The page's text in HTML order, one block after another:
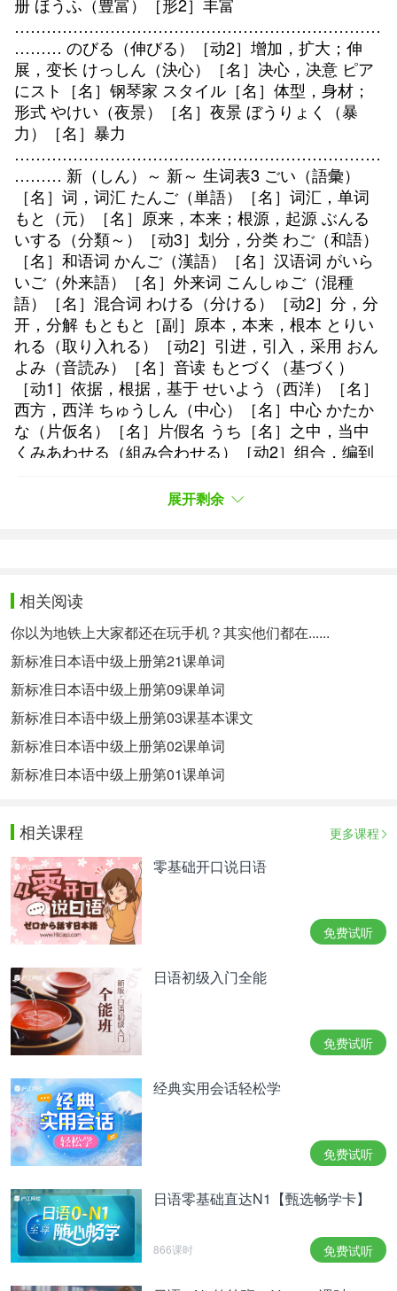
……………………………………………………………
……… のびる（伸びる）［动2］增加，扩大；伸
展，变长 けっしん（決心）［名］决心，决意 ピア
にスト［名］钢琴家 スタイル［名］体型，身材；
形式 やけい（夜景）［名］夜景 ぼうりょく（暴
力）［名］暴力
……………………………………………………………
……… 新（しん）～ 新～ 生词表3 ごい（語彙）
［名］词，词汇 たんご（単語）［名］词汇，单词
もと（元）［名］原来，本来；根源，起源 ぶんる
いする（分類～）［动3］划分，分类 わご（和語）
［名］和语词 かんご（漢語）［名］汉语词 がいら
いご（外来語）［名］外来词 こんしゅご（混種
語）［名］混合词 わける（分ける）［动2］分，分
开，分解 もともと［副］原本，本来，根本 とりい
れる（取り入れる）［动2］引进，引入，采用 おん
よみ（音読み）［名］音读 もとづく（基づく）
［动1］依据，根据，基于 せいよう（西洋）［名］
西方，西洋 ちゅうしん（中心）［名］中心 かたか
な（片仮名）［名］片假名 うち［名］之中，当中
くみあわせる（組み合わせる）［动2］组合，编到
物）［名］动物 しょくぶつ（植物）［名］植物 そ
うしょう（総称）［名］总称 なまもの（生物）
くはくしせつ（宿泊施設）［名］住宿设施 たいて
い［副］大抵，大都 ふとん（布団）［名］被褥，
铺盖 しく（敷く）［动1］铺，盖
……………………………………………………………
……… ～世紀（せいき） ～世纪 生词表4 はんだん
する（判断～）［动3］判断 がんらい（元来）
［副］本来，原来 ほんらい（本来）［副］本来 バ
イオリン［名］小提琴 おだやか（穏やか）［形2］
温和；平稳，平静 こうば（工場）［名］作坊，工
話）［名］实话 こくりつ（国立）［名］国立 こく
りつだいがく（国立大学）［名］国立大学 さんか
しゃ（参加者）［名］参加者 しょうひん（賞品）
［名］奖品 だいぶぶん（大部分）［名］大部分 か
んしん（関心）［名］关心，关怀；感兴趣 はっせ
いする（発生～）［动3］发生 やちん（家賃）
［名］胆固醇 しょくひん（食品）［名］食品 こう
しゅう（広州）［专］广州 じゅんばん（順番）
［名］顺序，次序 ゲームソフト［名］游戏软件 あ
くび［名］哈欠 ひとで（人手）［名］人手 さいば
际 かんどうする（感動～）［动3］ かつやくする
（活躍～）［动3］大显身手，活跃 せんもんか（専
門家）［名］专家 げんご（言語）［名］语言，言
语 せんこうする（専攻～）［动3］专攻，专修 こう
ばん（交番）［名］派出所；交替 きんむする（勤
務～）［名］工作，上班 おまわりさん（お巡りさ
ん）［名］巡警，警察 テーブルクロス［名］桌
布，台布 ふろしき（風呂敷）［名］包袱布，包裹
布 かべかざり（壁飾り）［名］装饰 てさげ（手提
げ）［名］手提包，手提袋 ふくろ（袋）［名］袋
展开剩余
相关阅读
你以为地铁上大家都还在玩手机？其实他们都在......
新标准日本语中级上册第21课单词
新标准日本语中级上册第09课单词
新标准日本语中级上册第03课基本课文
新标准日本语中级上册第02课单词
新标准日本语中级上册第01课单词
相关课程 更多课程
零基础开口说日语
免费试听
日语初级入门全能
免费试听
经典实用会话轻松学
免费试听
日语零基础直达N1【甄选畅学卡】
866课时 免费试听